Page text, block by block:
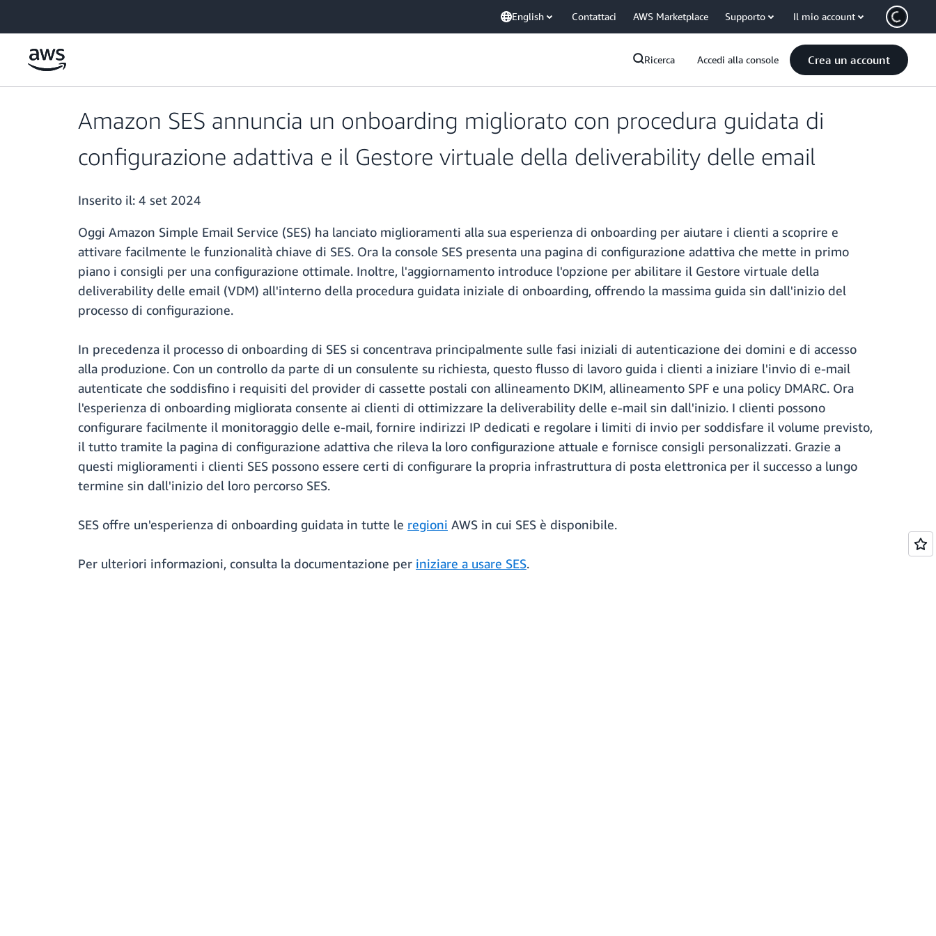
English Contattaci AWS Marketplace Supporto Il mio account
Ricerca Accedi alla console Crea un account
Amazon SES annuncia un onboarding migliorato con procedura guidata di
configurazione adattiva e il Gestore virtuale della deliverability delle email
Inserito il: 4 set 2024
Oggi Amazon Simple Email Service (SES) ha lanciato miglioramenti alla sua esperienza di onboarding per aiutare i clienti a scoprire e
attivare facilmente le funzionalità chiave di SES. Ora la console SES presenta una pagina di configurazione adattiva che mette in primo
piano i consigli per una configurazione ottimale. Inoltre, l'aggiornamento introduce l'opzione per abilitare il Gestore virtuale della
deliverability delle email (VDM) all'interno della procedura guidata iniziale di onboarding, offrendo la massima guida sin dall'inizio del
processo di configurazione.
In precedenza il processo di onboarding di SES si concentrava principalmente sulle fasi iniziali di autenticazione dei domini e di accesso
alla produzione. Con un controllo da parte di un consulente su richiesta, questo flusso di lavoro guida i clienti a iniziare l'invio di e-mail
autenticate che soddisfino i requisiti del provider di cassette postali con allineamento DKIM, allineamento SPF e una policy DMARC. Ora
l'esperienza di onboarding migliorata consente ai clienti di ottimizzare la deliverability delle e-mail sin dall'inizio. I clienti possono
configurare facilmente il monitoraggio delle e-mail, fornire indirizzi IP dedicati e regolare i limiti di invio per soddisfare il volume previsto,
il tutto tramite la pagina di configurazione adattiva che rileva la loro configurazione attuale e fornisce consigli personalizzati. Grazie a
questi miglioramenti i clienti SES possono essere certi di configurare la propria infrastruttura di posta elettronica per il successo a lungo
termine sin dall'inizio del loro percorso SES.
SES offre un'esperienza di onboarding guidata in tutte le regioni AWS in cui SES è disponibile.
Per ulteriori informazioni, consulta la documentazione per iniziare a usare SES.